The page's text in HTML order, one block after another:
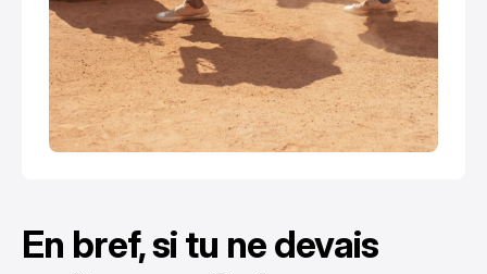
En bref, si tu ne devais